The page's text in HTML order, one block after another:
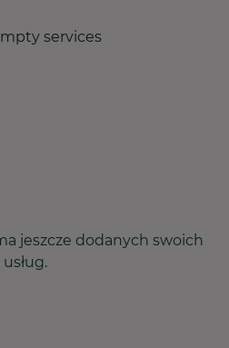
jeszcze dodanych swoich
usług.